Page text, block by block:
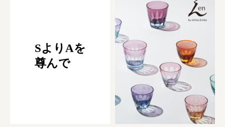
SよりAを
尊んで